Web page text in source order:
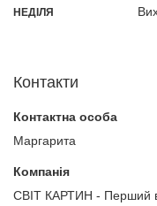
НЕДІЛЯ
Контакти
Маргарита
СВІТ КАРТИН - Перший в